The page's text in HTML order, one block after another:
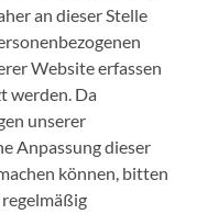
an dieser Stelle
Website erfassen
werden. Da
unserer
Anpassung dieser
können, bitten